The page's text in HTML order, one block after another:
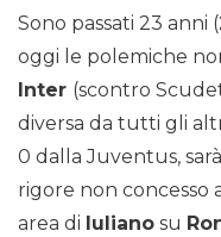
Sono passati 23 anni (
oggi le polemiche
Inter (scontro
diversa da tutti gli
0 dalla Juventus,
rigore non concesso
area di Iuliano su